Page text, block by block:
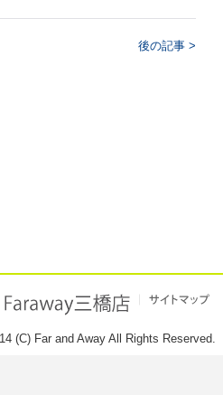
後の記事 >
(C) Far and Away All Rights Reserved.